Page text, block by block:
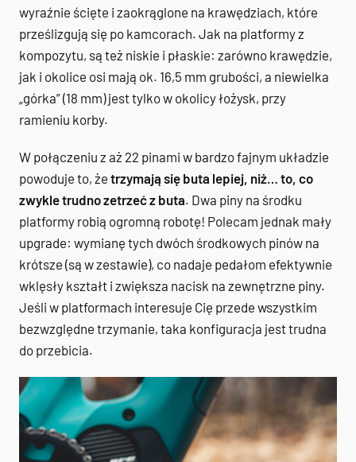
wyraźnie ścięte i zaokrąglone na krawędziach, które
prześlizgują się po kamcorach. Jak na platformy z
kompozytu, są też niskie i płaskie: zarówno krawędzie,
jak i okolice osi mają ok. 16,5 mm grubości, a niewielka
„górka” (18 mm) jest tylko w okolicy łożysk, przy
ramieniu korby.
W połączeniu z aż 22 pinami w bardzo fajnym układzie
powoduje to, że trzymają się buta lepiej, niż… to, co
zwykle trudno zetrzeć z buta. Dwa piny na środku
platformy robią ogromną robotę! Polecam jednak mały
upgrade: wymianę tych dwóch środkowych pinów na
krótsze (są w zestawie), co nadaje pedałom efektywnie
wklęsły kształt i zwiększa nacisk na zewnętrzne piny.
Jeśli w platformach interesuje Cię przede wszystkim
bezwzględne trzymanie, taka konfiguracja jest trudna
do przebicia.